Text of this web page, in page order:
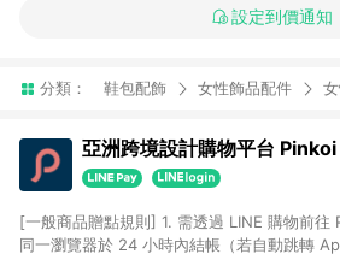
設定到價通知
分類： 鞋包配飾 女性飾品配件
亞洲跨境設計購物平台 Pinkoi
[一般商品贈點規則] 1. 需透過 LINE 購物前往
同一瀏覽器於 24 小時內結帳（若自動跳轉